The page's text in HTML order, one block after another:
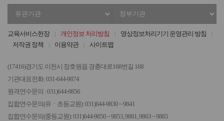
교육서비스헌장 개인정보 처리방침
영상정보처리기기 운영관리 방침
저작권 정책
이용약관 사이트맵
(17416)경기도 이천시 장호원읍 경충대로168번길 168
기관대표전화: 031-644-9874
원격연수문의 : 031)644-9856
집합연수문의(유ㆍ초등교원): 031)644-9830 ~ 9841
집합연수문의(중등교원): 031)644-9850 ~ 9853, 9861, 9863 ~ 9865
관
선
관
선